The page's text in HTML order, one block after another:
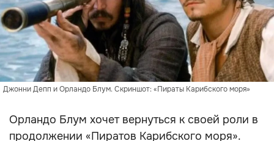
Джонни Депп и Орландо Блум. Скриншот: «Пираты Карибского моря»
Орландо Блум хочет вернуться к своей роли в
продолжении «Пиратов Карибского моря».